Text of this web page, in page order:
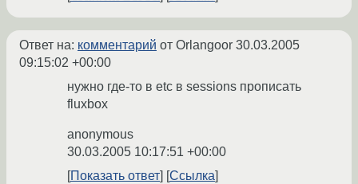
Ответ на: комментарий от Orlangoor 30.03.2005
09:15:02 +00:00
нужно где-то в etc в sessions прописать
fluxbox
anonymous
30.03.2005 10:17:51 +00:00
Показать ответ
Ссылка